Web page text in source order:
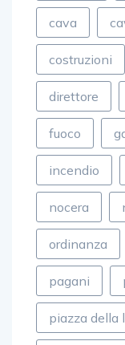
cava
costruzioni
direttore
fuoco
incendio
nocera
ordinanza
pagani
piazza della